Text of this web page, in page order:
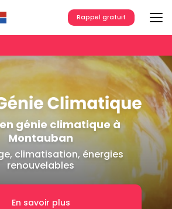
Rappel gratuit
génie climatique à
Montauban
climatisation, énergies
renouvelables
En savoir plus